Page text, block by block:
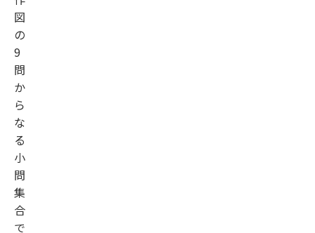
図
の
9
問
か
ら
な
る
小
問
集
合
で